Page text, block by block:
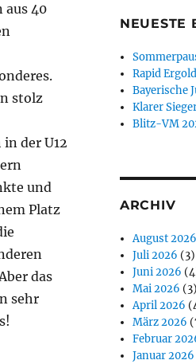
aus 40
stolz
der U12
und
Platz
das
sehr
NEUESTE
Rapid
Bayerische
Klarer
Blitz-VM
ARCHIV
August 2026
Juli 2026 (3)
Juni 2026
Mai 2026 (3)
April 2026
März 2026
Februar
Januar 2026